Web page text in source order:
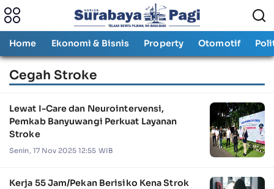
Home Ekonomi & Bisnis Property Otomotif
Cegah Stroke
Lewat I-Care dan Neurointervensi,
Pemkab Banyuwangi Perkuat Layanan
Stroke
Senin, 17 Nov 2025 12:55 WIB
Kerja 55 Jam/Pekan Berisiko Kena Strok